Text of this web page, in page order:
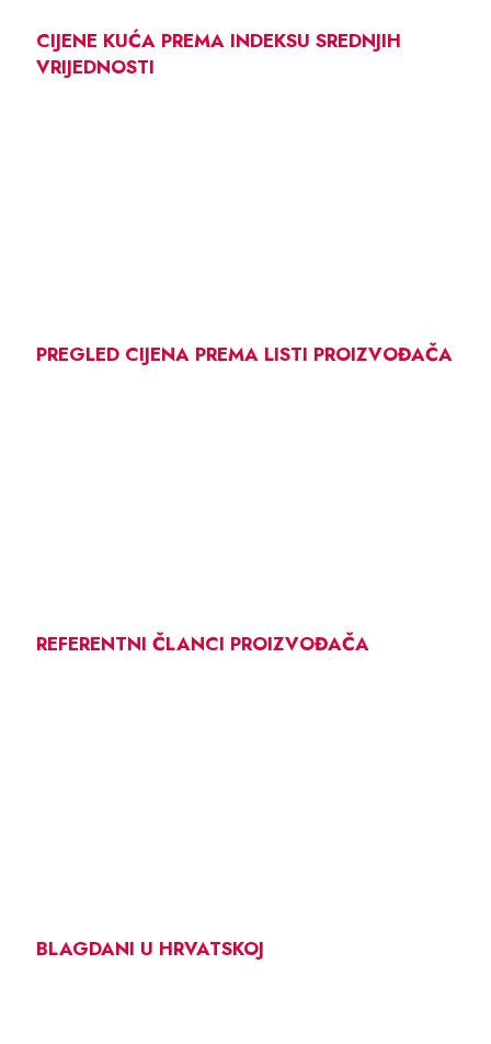
CIJENE KUĆA PREMA INDEKSU SREDNJIH
VRIJEDNOSTI
PREGLED CIJENA PREMA LISTI PROIZVOĐAČA
REFERENTNI ČLANCI PROIZVOĐAČA
BLAGDANI U HRVATSKOJ